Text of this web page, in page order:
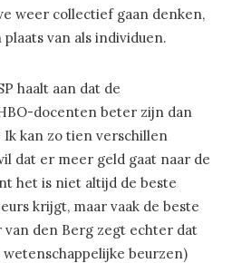
weer collectief gaan denken,
van als individuen.
haalt aan dat de
docenten beter zijn dan
kan zo tien verschillen
dat er meer geld gaat naar de
het is niet altijd de beste
krijgt, maar vaak de beste
van den Berg zegt echter dat
beurzen)